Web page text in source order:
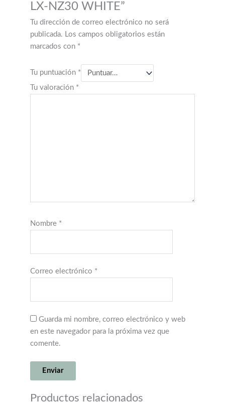
LX-NZ30 WHITE”
Tu dirección de correo electrónico no será
publicada. Los campos obligatorios están
marcados con *
Tu puntuación *
Tu valoración *
Nombre *
Correo electrónico *
Guarda mi nombre, correo electrónico y web
en este navegador para la próxima vez que
comente.
Productos relacionados